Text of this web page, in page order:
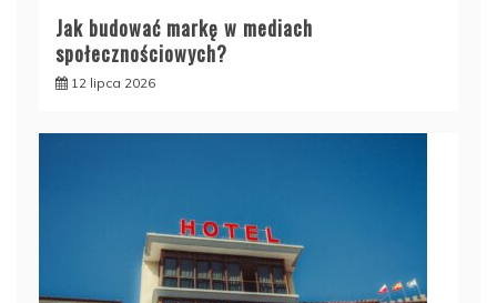
Jak budować markę w mediach
społecznościowych?
12 lipca 2026